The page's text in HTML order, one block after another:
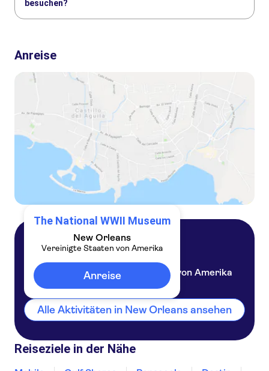
besuchen?
French Quarter
Anreise
The National WWII Museum
New Orleans
Vereinigte Staaten von Amerika
Anreise
New Orleans
Vereinigte Staaten von Amerika
Alle Aktivitäten in New Orleans ansehen
Reiseziele in der Nähe